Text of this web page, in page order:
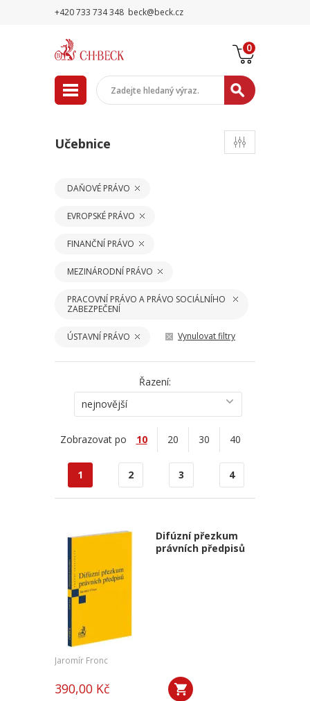
+420 733 734 348 beck@beck.cz
0
Učebnice
DAŇOVÉ PRÁVO
EVROPSKÉ PRÁVO
FINANČNÍ PRÁVO
MEZINÁRODNÍ PRÁVO
PRACOVNÍ PRÁVO A PRÁVO SOCIÁLNÍHO
ZABEZPEČENÍ
ÚSTAVNÍ PRÁVO Vynulovat filtry
Řazení:
nejnovější
Zobrazovat po 10 20 30 40
1 2 3 4
Difúzní přezkum
právních předpisů
Jaromír Fronc
390,00 Kč